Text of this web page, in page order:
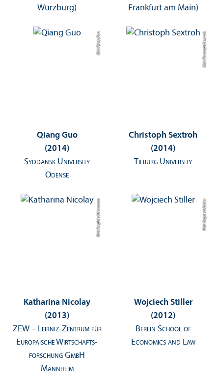
Würzburg)
Frankfurt am Main)
Bild: Qiang Guo
Qiang Guo
(2014)
Syddansk University
Odense
Bild: Christoph Sextroh
Christoph Sextroh
(2014)
Tilburg University
Bild: Siegfried Herrmann
Katharina Nicolay
(2013)
ZEW – Leibniz-Zentrum für
Europäische Wirtschafts­
forschung GmbH
Mannheim
Bild: Wojciech Stiller
Wojciech Stiller
(2012)
Berlin School of
Economics and Law